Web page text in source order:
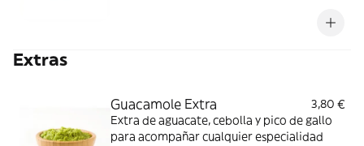
Extras
Guacamole Extra
3,80 €
Extra de aguacate, cebolla y pico de gallo
para acompañar cualquier especialidad